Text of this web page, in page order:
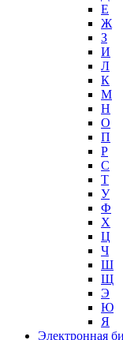
Е
Ж
З
И
Л
К
М
Н
О
П
Р
С
Т
У
Ф
Х
Ц
Ч
Ш
Щ
Э
Ю
Я
Электронная